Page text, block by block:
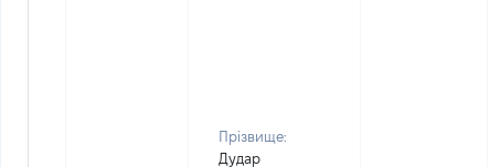
Прізвище:
Дудар